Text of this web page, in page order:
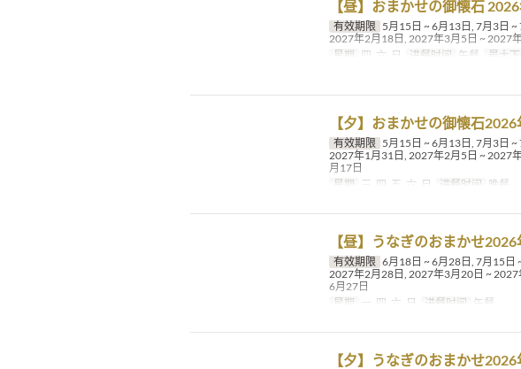
【昼】おまかせの御懐石
有效期限 5月15日 ~ 6月13日, 7月3日
2027年2月18日, 2027年3月5日 ~ 2027
星期 四, 六, 日 进餐时间 午餐 最大
【夕】おまかせの御懐石
有效期限 5月15日 ~ 6月13日, 7月3日
2027年1月31日, 2027年2月5日 ~ 2027
月17日
星期
三, 四, 五, 六, 日 进餐时间 晚餐
【昼】うなぎのおまかせ
有效期限 6月18日 ~ 6月28日, 7月15日
2027年2月28日, 2027年3月20日 ~
6月27日
星期
一, 四, 六, 日 进餐时间 午餐
【夕】うなぎのおまかせ